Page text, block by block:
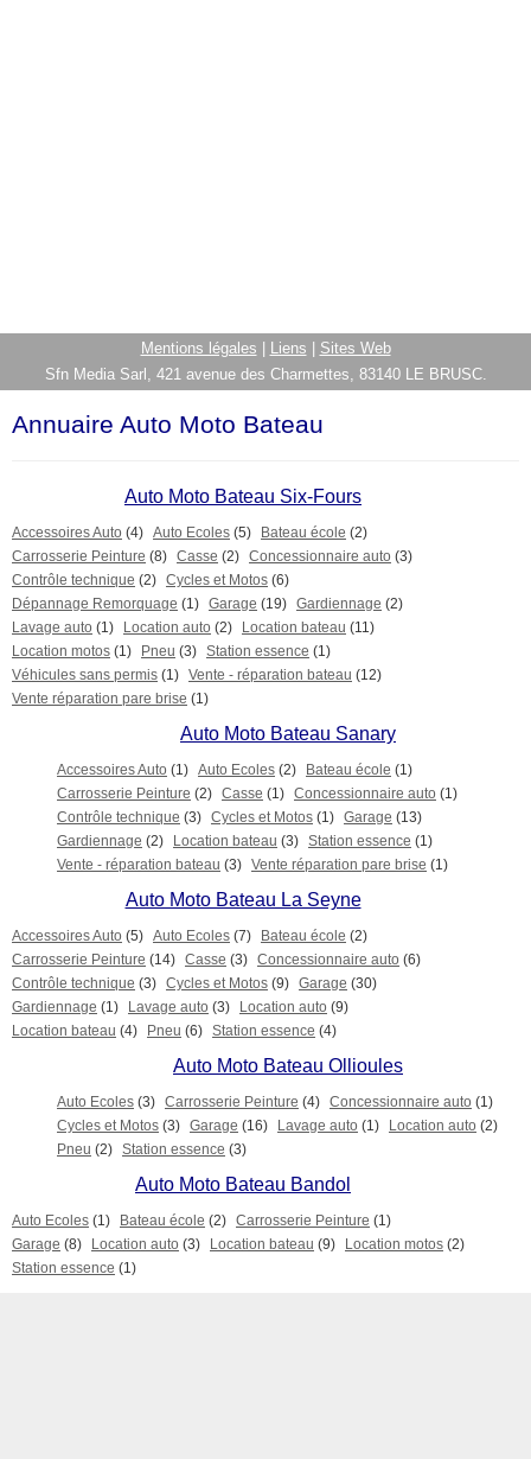
Mentions légales Liens
Sites Web
Sfn Media Sarl, 421 avenue des Charmettes, 83140 LE BRUSC.
Annuaire Auto Moto Bateau
Auto Moto Bateau Six-Fours
Accessoires Auto (4) Auto Ecoles (5) Bateau école (2)
Carrosserie Peinture (8) Casse (2) Concessionnaire auto (3)
Contrôle technique (2) Cycles et Motos (6)
Dépannage Remorquage (1) Garage (19) Gardiennage (2)
Lavage auto (1) Location auto (2) Location bateau (11)
Location motos (1) Pneu (3) Station essence (1)
Véhicules sans permis (1) Vente - réparation bateau (12)
Vente réparation pare brise (1)
Auto Moto Bateau Sanary
Accessoires Auto (1) Auto Ecoles (2) Bateau école (1)
Carrosserie Peinture (2) Casse (1) Concessionnaire auto (1)
Contrôle technique (3) Cycles et Motos (1) Garage (13)
Gardiennage (2) Location bateau (3) Station essence (1)
Vente - réparation bateau (3) Vente réparation pare brise (1)
Auto Moto Bateau La Seyne
Accessoires Auto (5) Auto Ecoles (7) Bateau école (2)
Carrosserie Peinture (14) Casse (3) Concessionnaire auto (6)
Contrôle technique (3) Cycles et Motos (9) Garage (30)
Gardiennage (1) Lavage auto (3) Location auto (9)
Location bateau (4) Pneu (6) Station essence (4)
Auto Moto Bateau Ollioules
Auto Ecoles (3) Carrosserie Peinture (4) Concessionnaire auto (1)
Cycles et Motos (3) Garage (16) Lavage auto (1) Location auto (2)
Pneu (2) Station essence (3)
Auto Moto Bateau Bandol
Auto Ecoles (1) Bateau école (2) Carrosserie Peinture (1)
Garage (8) Location auto (3) Location bateau (9) Location motos (2)
Station essence (1)